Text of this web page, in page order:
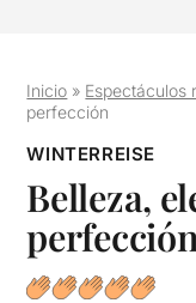
Inicio » Espectáculos
perfección
WINTERREISE
Belleza,
perfección